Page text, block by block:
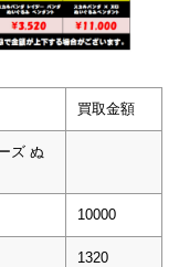
買取金額
ズ ぬ
10000
1320